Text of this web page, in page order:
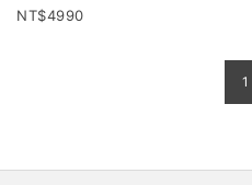
4990
1